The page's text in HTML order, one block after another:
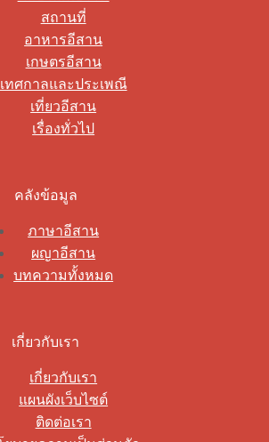
สถานที่
อาหารอีสาน
เกษตรอีสาน
เทศกาลและประเพณี
เที่ยวอีสาน
เรื่องทั่วไป
คลังข้อมูล
ภาษาอีสาน
ผญาอีสาน
บทความทั้งหมด
เกี่ยวกับเรา
เกี่ยวกับเรา
แผนผังเว็บไซต์
ติดต่อเรา